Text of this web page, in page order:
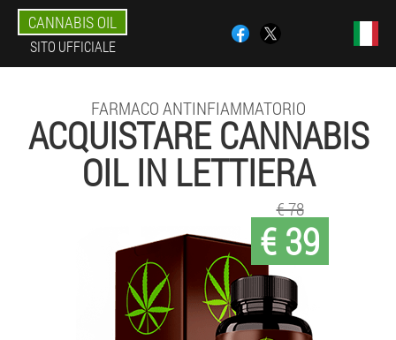
CANNABIS OIL
SITO UFFICIALE
FARMACO ANTINFIAMMATORIO
ACQUISTARE CANNABIS
OIL IN LETTIERA
€ 39
€ 78